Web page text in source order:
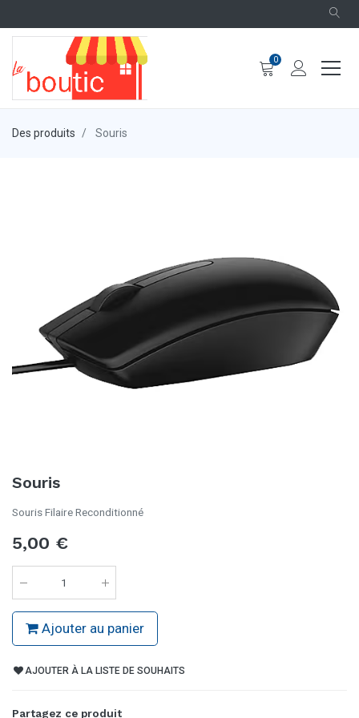
0
Des produits Souris
Souris
Souris Filaire Reconditionné
5,00 €
Ajouter au panier
AJOUTER À LA LISTE DE SOUHAITS
Partagez ce produit